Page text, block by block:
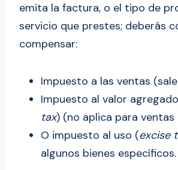
emita la factura, o el tipo de
servicio que prestes; deberás
compensar:
Impuesto a las ventas
Impuesto al valor
tax) (no aplica para ventas
O impuesto al uso (excise
algunos bienes específicos.